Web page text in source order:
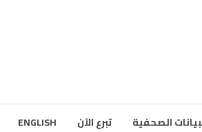
الصحفية تبرع الآن ENGLISH